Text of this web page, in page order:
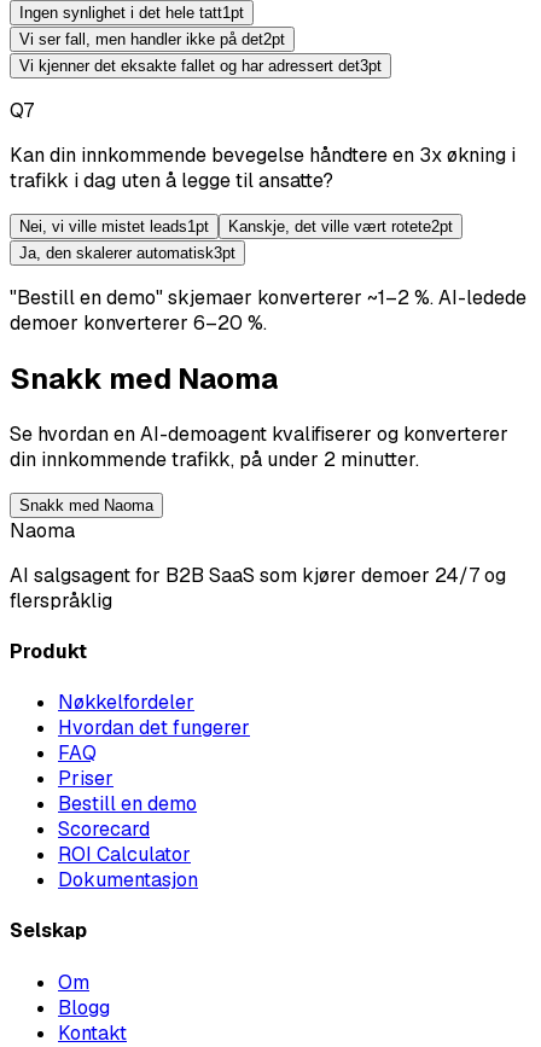
Ingen synlighet i det hele tatt1 pt
Vi ser fall, men handler ikke på det2pt
Vi kjenner det eksakte fallet og har adressert det3pt
Q7
Kan din innkommende bevegelse håndtere en 3x økning i
trafikk i dag uten å legge til ansatte?
Nei, vi ville mistet leads1 pt Kanskje, det ville vært rotete2pt
Ja, den skalerer automatisk3pt
"Bestill en demo" skjemaer konverterer ~1–2 %.AI-ledede
demoer konverterer 6–20 %.
Snakk med Naoma
Se hvordan en AI-demoagent kvalifiserer og konverterer
din innkommende trafikk, på under 2 minutter.
Snakk med Naoma
Naoma
AI salgsagent for B2B SaaS som kjører demoer 24/7 og
flerspråklig
Produkt
Nøkkelfordeler
Hvordan det fungerer
FAQ
Priser
Bestill en demo
Scorecard
ROI Calculator
Dokumentasjon
Selskap
Om
Blogg
Kontakt